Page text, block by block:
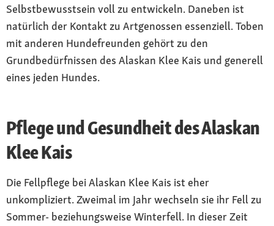
Selbstbewusstsein voll zu entwickeln. Daneben ist
natürlich der Kontakt zu Artgenossen essenziell. Toben
mit anderen Hundefreunden gehört zu den
Grundbedürfnissen des Alaskan Klee Kais und generell
eines jeden Hundes.
Pflege und Gesundheit des Alaskan
Klee Kais
Die Fellpflege bei Alaskan Klee Kais ist eher
unkompliziert. Zweimal im Jahr wechseln sie ihr Fell zu
Sommer- beziehungsweise Winterfell. In dieser Zeit